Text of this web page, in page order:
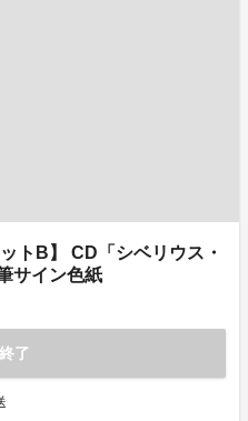
トB】 CD「シベリウス・
サイン色紙
了